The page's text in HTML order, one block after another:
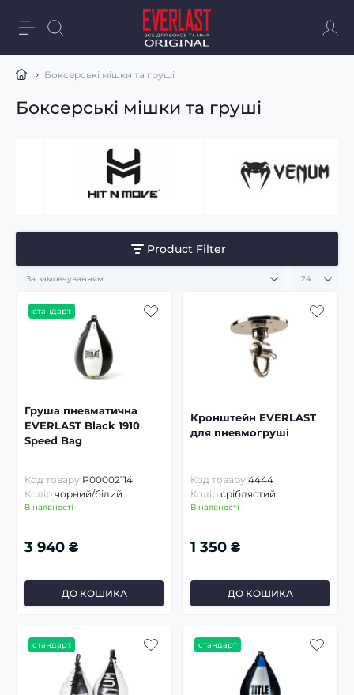
Боксерські мішки та груші
Боксерські мішки та груші
Product Filter
стандарт
Груша пневматична
EVERLAST Black 1910
Speed Bag
Код товару:P00002114
Колір:чорний/білий
В наявності
3 940 ₴
ДО КОШИКА
Кронштейн EVERLAST
для пневмогруші
Код товару:4444
Колір:сріблястий
В наявності
1 350 ₴
ДО КОШИКА
стандарт стандарт